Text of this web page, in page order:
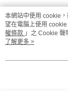
熱門標籤
本網站中使用 cookie
望在電腦上使用
權條款 」之 Cookie
用條款之 Cookie 聲明
了解更多 >